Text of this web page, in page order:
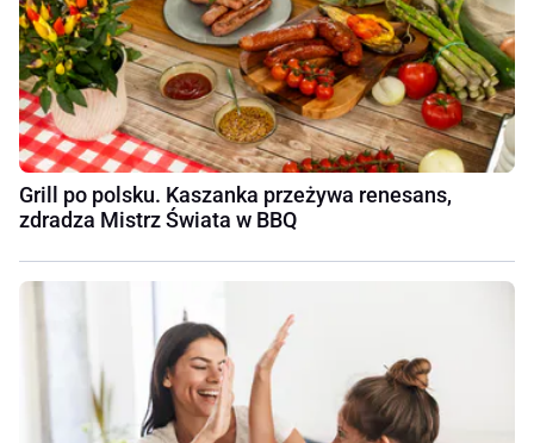
Grill po polsku. Kaszanka przeżywa renesans,
zdradza Mistrz Świata w BBQ